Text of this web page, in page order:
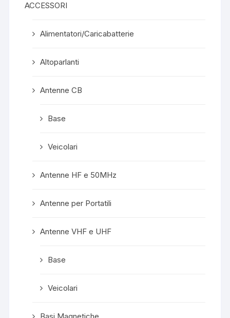
ACCESSORI
Alimentatori/Caricabatterie
Altoparlanti
Antenne CB
Base
Veicolari
Antenne HF e 50MHz
Antenne per Portatili
Antenne VHF e UHF
Base
Veicolari